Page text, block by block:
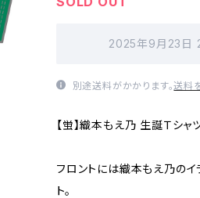
2025年9月23日
別途送料がかかります。送料
【蛍】織本もえ乃 生誕Ｔシ
フロントには織本もえ乃のイ
ト。